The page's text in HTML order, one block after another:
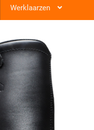
Werklaarzen